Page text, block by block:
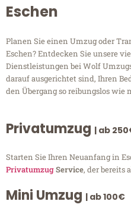
Eschen
Planen Sie einen Umzug oder
Eschen? Entdecken Sie unsere
Dienstleistungen bei Wolf
darauf ausgerichtet sind, Ihren
den Übergang so reibungslos wie
Privatumzug | ab
Starten Sie Ihren Neuanfang in
PrivatumzugService, der bereits
Mini Umzug | ab 100€